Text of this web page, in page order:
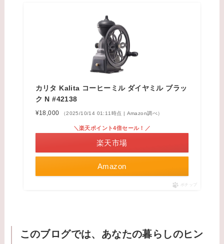
カリタ Kalita コーヒーミル ダイヤミル ブラッ
ク N #42138
¥18,000 （2025/10/14 01:11時点 | Amazon調べ）
Amazon
＼楽天ポイント4倍セール！／
楽天市場
ポチップ
このブログでは、あなたの暮らしのヒン